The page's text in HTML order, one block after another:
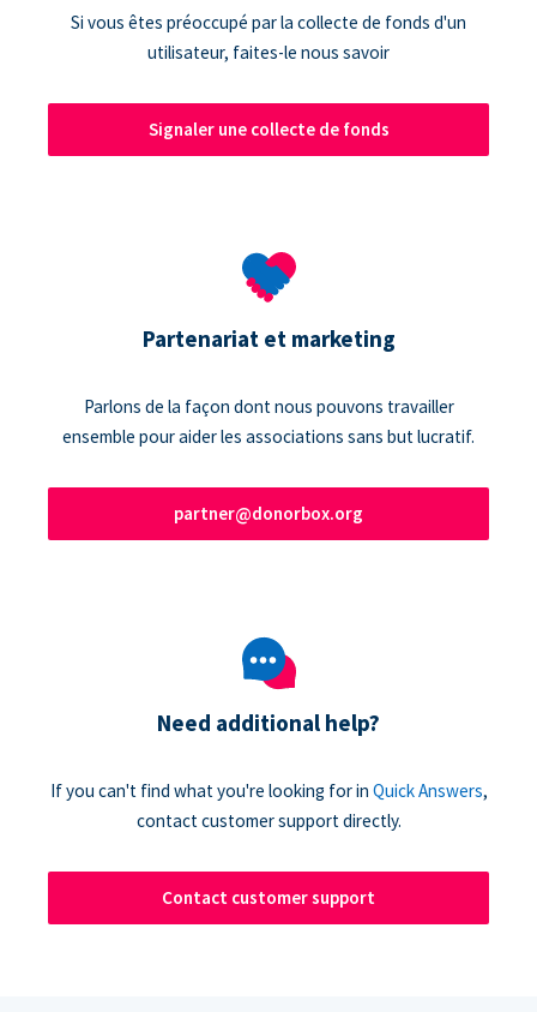
Si vous êtes préoccupé par la collecte de fonds d'un
utilisateur, faites-le nous savoir
Signaler une collecte de fonds
Partenariat et marketing
Parlons de la façon dont nous pouvons travailler
ensemble pour aider les associations sans but lucratif.
partner@donorbox.org
Need additional help?
If you can't find what you're looking for in Quick Answers,
contact customer support directly.
Contact customer support